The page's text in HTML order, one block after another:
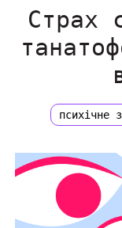
Страх
психічне